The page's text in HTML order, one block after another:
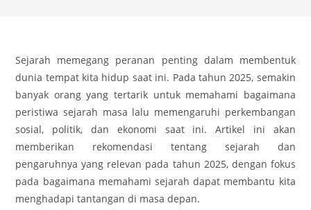
Sejarah memegang peranan penting dalam membentuk
dunia tempat kita hidup saat ini. Pada tahun 2025, semakin
banyak orang yang tertarik untuk memahami bagaimana
peristiwa sejarah masa lalu memengaruhi perkembangan
sosial, politik, dan ekonomi saat ini. Artikel ini akan
memberikan rekomendasi tentang sejarah dan
pengaruhnya yang relevan pada tahun 2025, dengan fokus
pada bagaimana memahami sejarah dapat membantu kita
menghadapi tantangan di masa depan.